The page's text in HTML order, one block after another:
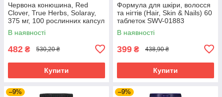
Червона конюшина, Red
Clover, True Herbs, Solaray,
375 мг, 100 рослинних капсул
SOR-01480
В наявності
482 ₴ 530,20 ₴
Купити
Формула для шкіри, волосся
та нігтів (Hair, Skin & Nails) 60
таблеток SWV-01883
В наявності
399 ₴ 438,90 ₴
Купити
–9% –9%